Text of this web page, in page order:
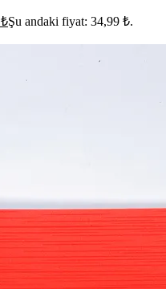
₺Şu andaki fiyat: 34,99 ₺.